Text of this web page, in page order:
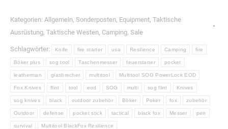
Outdoor
Menge
Kategorien: Allgemein, Sonderposten, Equipment, Taktische
Ausrüstung, Taktische Westen, Camping, Sale
Schlagwörter: Knife fire starter usa Resilience Camping fire
Böker plus sog tool Taschenmesser feuerstarter pocket
leatherman glasbrecher multitool Multitool SOG PowerLock EOD
Fox Knives flint tool eod SOG multi sog flint Knives
sog knives black outdoor zubehör Böker Poker fox zubehör
Outdoor defense pocket stick tactical black fox Messer pen
survival Multitool BlackFox Resilience